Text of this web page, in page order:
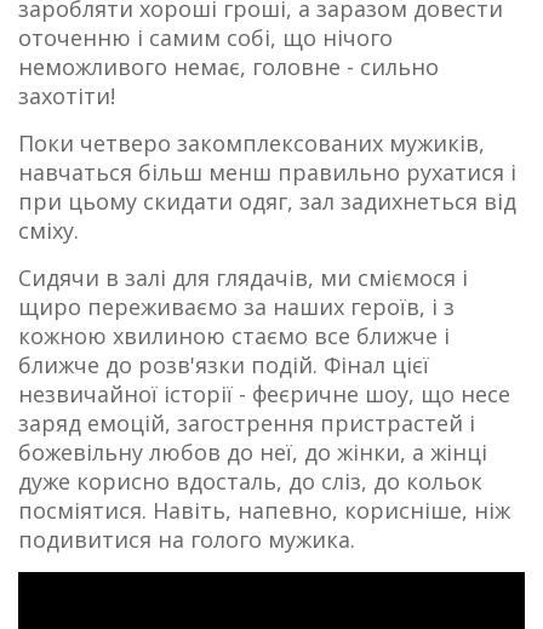
заробляти хороші гроші, а заразом довести
оточенню і самим собі, що нічого
неможливого немає, головне - сильно
захотіти!
Поки четверо закомплексованих мужиків,
навчаться більш менш правильно рухатися і
при цьому скидати одяг, зал задихнеться від
сміху.
Сидячи в залі для глядачів, ми сміємося і
щиро переживаємо за наших героїв, і з
кожною хвилиною стаємо все ближче і
ближче до розв'язки подій. Фінал цієї
незвичайної історії - феєричне шоу, що несе
заряд емоцій, загострення пристрастей і
божевільну любов до неї, до жінки, а жінці
дуже корисно вдосталь, до сліз, до кольок
посміятися. Навіть, напевно, корисніше, ніж
подивитися на голого мужика.